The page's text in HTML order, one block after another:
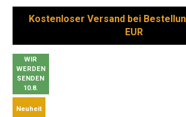
Kostenloser Versand bei
EUR
WIR
WERDEN
SENDEN
10.8.
Neuheit